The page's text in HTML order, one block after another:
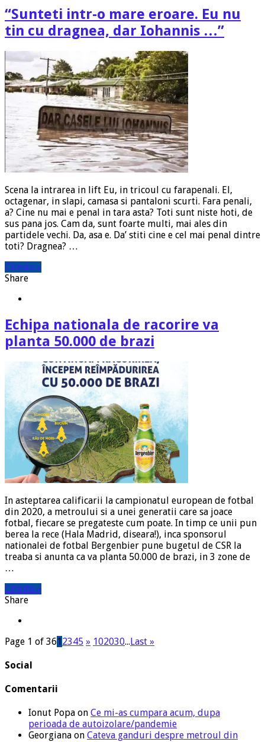
“Sunteti intr-o mare eroare. Eu nu
tin cu dragnea, dar Iohannis …”
Scena la intrarea in lift Eu, in tricoul cu farapenali. El,
octagenar, in slapi, camasa si pantaloni scurti. Fara penali,
a? Cine nu mai e penal in tara asta? Toti sunt niste hoti, de
sus pana jos. Cam da, sunt foarte multi, mai ales din
partidele vechi. Da, asa e. Da’ stiti cine e cel mai penal dintre
toti? Dragnea? …
Citeste »
Share
Echipa nationala de racorire va
planta 50.000 de brazi
In asteptarea calificarii la campionatul european de fotbal
din 2020, a metroului si a unei generatii care sa joace
fotbal, fiecare se pregateste cum poate. In timp ce unii pun
berea la rece (Hala Madrid, diseara!), inca sponsorul
nationalei de fotbal Bergenbier pune bugetul de CSR la
treaba si anunta ca va planta 50.000 de brazi, in 3 zone de
…
Citeste »
Share
Page 1 of 361 2345 » 102030...Last »
Social
Comentarii
Ionut Popa on Ce mi-as cumpara acum, dupa
perioada de autoizolare/pandemie
Georgiana on Cateva ganduri despre metroul din